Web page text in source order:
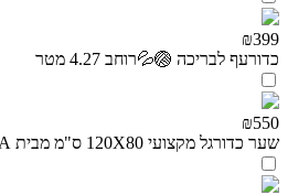
₪399
כדורעף לבריכה 🏐💦רוחב 4.27 מטר
₪550
שער כדורגל מקצועי 120X80 ס"מ מבית HUDORA גרמניה